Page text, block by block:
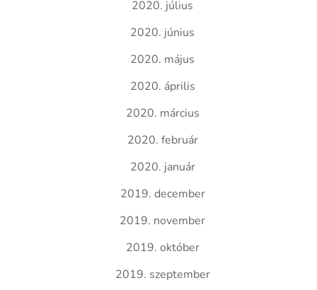
2020. július
2020. június
2020. május
2020. április
2020. március
2020. február
2020. január
2019. december
2019. november
2019. október
2019. szeptember